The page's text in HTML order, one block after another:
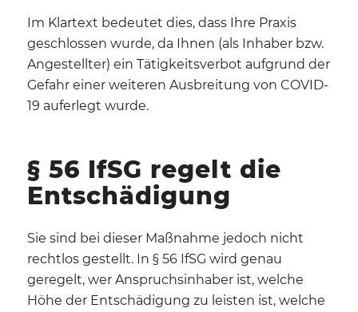
Im Klartext bedeutet dies, dass Ihre Praxis
geschlossen wurde, da Ihnen (als Inhaber bzw.
Angestellter) ein Tätigkeitsverbot aufgrund der
Gefahr einer weiteren Ausbreitung von COVID-
19 auferlegt wurde.
§ 56 IfSG regelt die
Entschädigung
Sie sind bei dieser Maßnahme jedoch nicht
rechtlos gestellt. In § 56 IfSG wird genau
geregelt, wer Anspruchsinhaber ist, welche
Höhe der Entschädigung zu leisten ist, welche